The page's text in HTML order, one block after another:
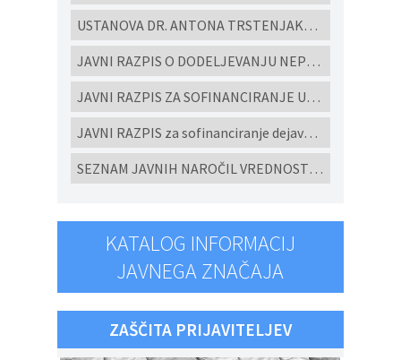
USTANOVA DR. ANTONA TRSTENJAKA - Razpisi za študijske programe in projekte 2022
JAVNI RAZPIS O DODELJEVANJU NEPOVRATNIH FINANČNIH SREDSTEV ZA IZGRADNJO MALIH KOMUNALNIH ČISTILNIH NAPRAV IN HIŠNIH PREČRPALIŠČ V OBČINI CERKVENJAK V LETU 2026
JAVNI RAZPIS ZA SOFINANCIRANJE UKREPOV POSPEŠEVANJA IN SPODBUJANJE RAZVOJA MALEGA GOSPODARSTVA V OBČINI CERKVENJAK ZA LETO 2026
JAVNI RAZPIS za sofinanciranje dejavnosti ljubiteljske kulture, javnih kulturnih programov in javnih kulturnih prireditev in projektov v Občini Cerkvenjak za leto 2026
SEZNAM JAVNIH NAROČIL VREDNOSTI NAD 10.000 eur brez DDV ODDANIH PO EVIDENČNEM POSTOPKU V SKLADU ZJN-3 za leto 2025
KATALOG INFORMACIJ
JAVNEGA ZNAČAJA
ZAŠČITA PRIJAVITELJEV